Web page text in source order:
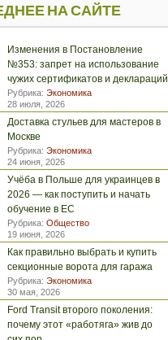
НА САЙТЕ
Изменения в Постановление
№353: запрет на использование
чужих сертификатов и деклараций
Рубрика: Экономика
28 июля, 2026
Доставка стульев для мастеров в
Москве
Рубрика: Экономика
24 июня, 2026
Учёба в Польше для украинцев в
2026 — как поступить и начать
обучение в ЕС
Рубрика: Общество
19 июня, 2026
Как правильно выбрать и купить
секционные ворота для гаража
Рубрика: Экономика
30 мая, 2026
Ford Transit второго поколения:
почему этот «работяга» жив до